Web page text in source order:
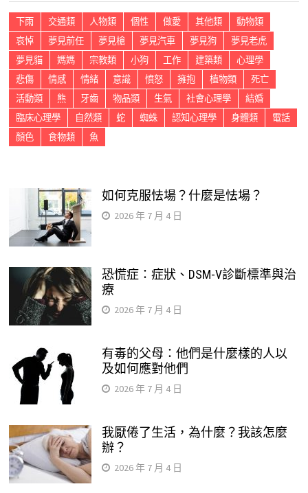
下雨 交通類 人物類 個性 做愛 其他類
動物類
哀悼
夢見前任 夢見槍 夢見汽車 夢見狗
夢見老虎
夢見貓
媽媽 宗教類 小狗 工作 建築類
心理學
悲傷
情感 情緒 意識 憤怒 擁抱 植物類
死亡
活動類
熊 牙齒 物品類 生氣 社會心理學
結婚
臨床心理學
自然類 蛇 蜘蛛 認知心理學 身體類
電話
顏色
食物類 魚
如何克服怯場？什麼是怯場？
2026 年 7 月 4 日
恐慌症：症狀、DSM-V診斷標準與治
療
2026 年 7 月 4 日
有毒的父母：他們是什麼樣的人以
及如何應對他們
2026 年 7 月 4 日
我厭倦了生活，為什麼？我該怎麼
辦？
2026 年 7 月 4 日